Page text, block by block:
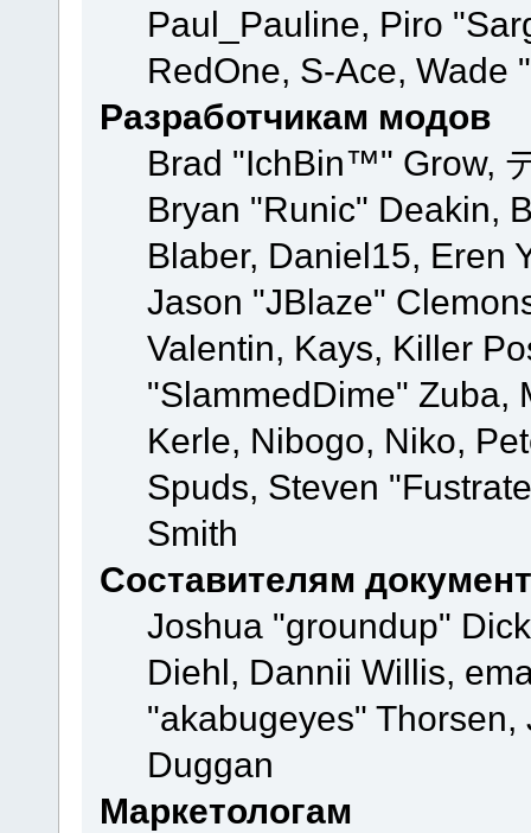
Paul_Pauline, Piro
RedOne, S-Ace,
Разработчикам модов
Brad "IchBin™" Grow,
Bryan "Runic" Deakin,
Blaber, Daniel15, Eren
Jason "JBlaze"
Valentin, Kays, Killer
"SlammedDime" Zuba,
Kerle, Nibogo, Niko,
Spuds, Steven
Smith
Составителям
Joshua "groundup"
Diehl, Dannii Willis,
"akabugeyes"
Duggan
Маркетологам